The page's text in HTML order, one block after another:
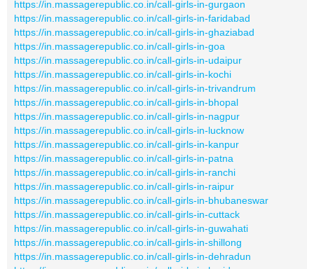
https://in.massagerepublic.co.in/call-girls-in-gurgaon
https://in.massagerepublic.co.in/call-girls-in-faridabad
https://in.massagerepublic.co.in/call-girls-in-ghaziabad
https://in.massagerepublic.co.in/call-girls-in-goa
https://in.massagerepublic.co.in/call-girls-in-udaipur
https://in.massagerepublic.co.in/call-girls-in-kochi
https://in.massagerepublic.co.in/call-girls-in-trivandrum
https://in.massagerepublic.co.in/call-girls-in-bhopal
https://in.massagerepublic.co.in/call-girls-in-nagpur
https://in.massagerepublic.co.in/call-girls-in-lucknow
https://in.massagerepublic.co.in/call-girls-in-kanpur
https://in.massagerepublic.co.in/call-girls-in-patna
https://in.massagerepublic.co.in/call-girls-in-ranchi
https://in.massagerepublic.co.in/call-girls-in-raipur
https://in.massagerepublic.co.in/call-girls-in-bhubaneswar
https://in.massagerepublic.co.in/call-girls-in-cuttack
https://in.massagerepublic.co.in/call-girls-in-guwahati
https://in.massagerepublic.co.in/call-girls-in-shillong
https://in.massagerepublic.co.in/call-girls-in-dehradun